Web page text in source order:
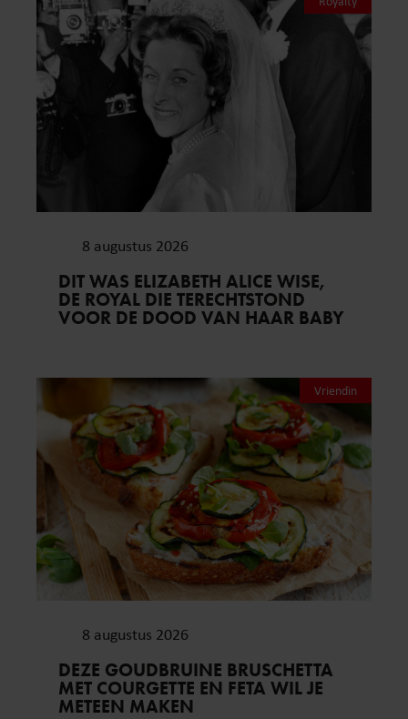
8 augustus 2026
DIT WAS ELIZABETH ALICE WISE,
DE ROYAL DIE TERECHTSTOND
VOOR DE DOOD VAN HAAR BABY
Vriendin
8 augustus 2026
DEZE GOUDBRUINE BRUSCHETTA
MET COURGETTE EN FETA WIL JE
METEEN MAKEN